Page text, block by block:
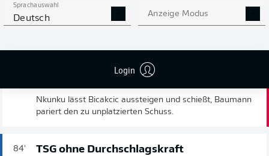
Sprachauswahl
Deutsch Anzeige Modus
Login
Jetzt bekommen die Leipziger gute Chancen. Werner
steckt im Sechzehner auf Lookman durch, der Engländer
Nkunku lässt Bicakcic aussteigen und schießt, Baumann
pariert den zu unplatzierten Schuss.
84' TSG ohne Durchschlagskraft